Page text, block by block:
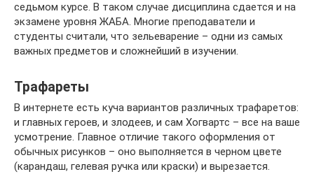
седьмом курсе. В таком случае дисциплина сдается и на
экзамене уровня ЖАБА. Многие преподаватели и
студенты считали, что зельеварение – одни из самых
важных предметов и сложнейший в изучении.
Трафареты
В интернете есть куча вариантов различных трафаретов:
и главных героев, и злодеев, и сам Хогвартс – все на ваше
усмотрение. Главное отличие такого оформления от
обычных рисунков – оно выполняется в черном цвете
(карандаш, гелевая ручка или краски) и вырезается.